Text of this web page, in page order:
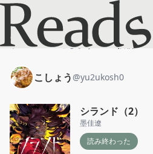
こしょう シランド（2）
ホーム こしょう 投稿
こしょう @yu2ukosh0
シランド（2）
墨佳遼
読み終わった